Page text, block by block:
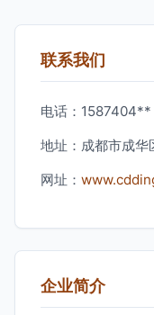
联系我们
电话：1587404**
地址：成都市成华
网址：
企业简介